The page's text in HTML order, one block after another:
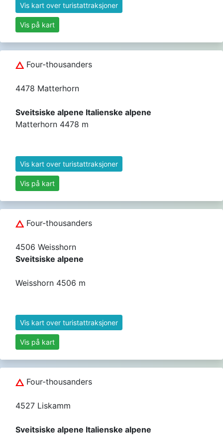
Vis kart over turistattraksjoner
Vis på kart
Four-thousanders
4478 Matterhorn
Sveitsiske alpene Italienske alpene
Matterhorn 4478 m
Vis kart over turistattraksjoner
Vis på kart
Four-thousanders
4506 Weisshorn
Sveitsiske alpene
Weisshorn 4506 m
Vis kart over turistattraksjoner
Vis på kart
Four-thousanders
4527 Liskamm
Sveitsiske alpene Italienske alpene